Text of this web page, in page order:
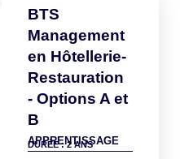
BTS
Management
en Hôtellerie-
Restauration
- Options A et
B
APPRENTISSAGE
DURÉE : 2 ANS